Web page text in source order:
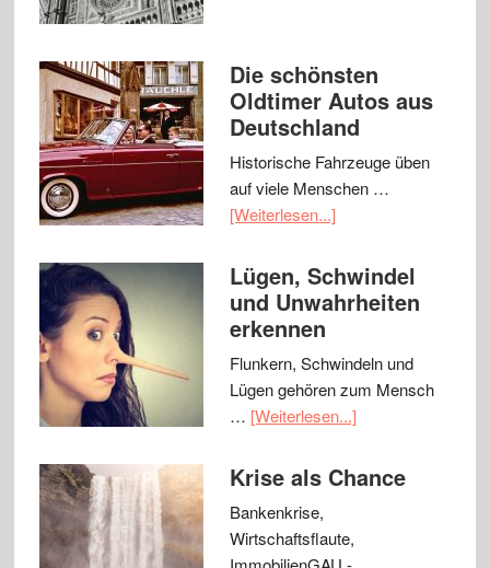
Die schönsten
Oldtimer Autos aus
Deutschland
Historische Fahrzeuge üben
auf viele Menschen …
[Weiterlesen...]
Lügen, Schwindel
und Unwahrheiten
erkennen
Flunkern, Schwindeln und
Lügen gehören zum Mensch
… [Weiterlesen...]
Krise als Chance
Bankenkrise,
Wirtschaftsflaute,